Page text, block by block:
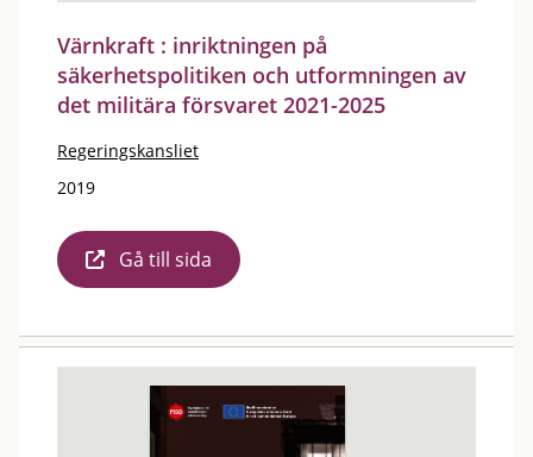
Värnkraft : inriktningen på
säkerhetspolitiken och utformningen av
det militära försvaret 2021-2025
Regeringskansliet
2019
Gå till sida